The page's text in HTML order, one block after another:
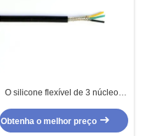
O silicone flexível de 3 núcleos
sensores de temperatura
Obtenha o melhor preço